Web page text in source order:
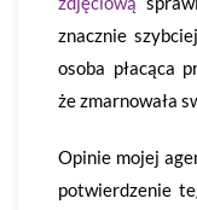
znacznie
osoba płacąca
że zmarnowała
Opinie mojej
potwierdzenie